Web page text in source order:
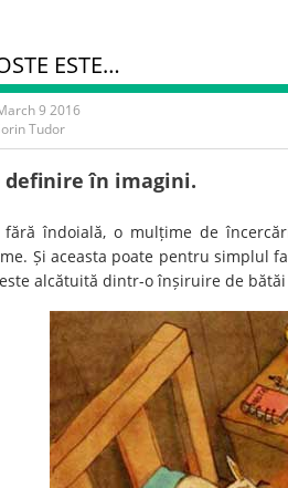
ESTE…
9 2016
Tudor
definire în imagini.
fără îndoială, o mulțime de
Și aceasta poate pentru simplul
alcătuită dintr-o înșiruire de